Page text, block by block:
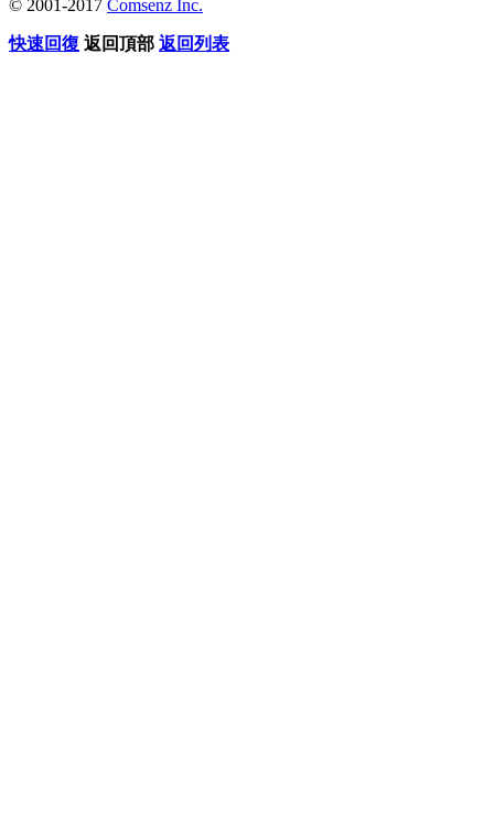
© 2001-2017 Comsenz Inc.
快速回復 返回頂部 返回列表